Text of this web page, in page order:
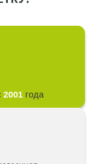
2001 года